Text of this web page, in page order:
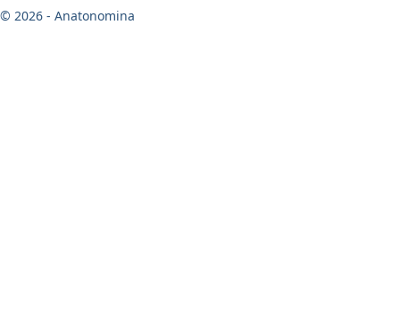
© 2026 - Anatonomina